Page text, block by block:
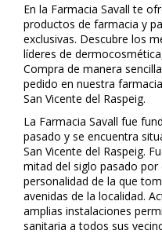
En la Farmacia Savall te
productos de farmacia y
exclusivas. Descubre los
líderes de
Compra de manera
pedido en nuestra
San Vicente del Raspeig.
La Farmacia Savall fue
pasado y se encuentra
San Vicente del Raspeig.
mitad del siglo pasado por
personalidad de la que
avenidas de la localidad.
amplias instalaciones
sanitaria a todos sus